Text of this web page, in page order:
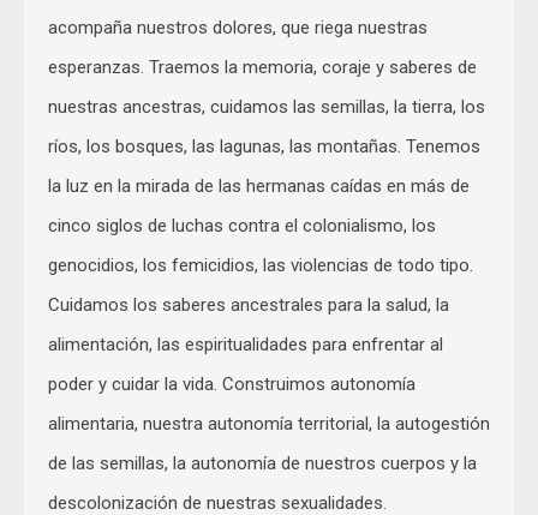
acompaña nuestros dolores, que riega nuestras
esperanzas. Traemos la memoria, coraje y saberes de
nuestras ancestras, cuidamos las semillas, la tierra, los
ríos, los bosques, las lagunas, las montañas. Tenemos
la luz en la mirada de las hermanas caídas en más de
cinco siglos de luchas contra el colonialismo, los
genocidios, los femicidios, las violencias de todo tipo.
Cuidamos los saberes ancestrales para la salud, la
alimentación, las espiritualidades para enfrentar al
poder y cuidar la vida. Construimos autonomía
alimentaria, nuestra autonomía territorial, la autogestión
de las semillas, la autonomía de nuestros cuerpos y la
descolonización de nuestras sexualidades.